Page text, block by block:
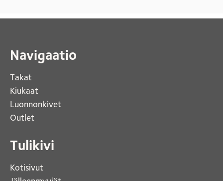
Navigaatio
Takat
Kiukaat
Luonnonkivet
Outlet
Tulikivi
Kotisivut